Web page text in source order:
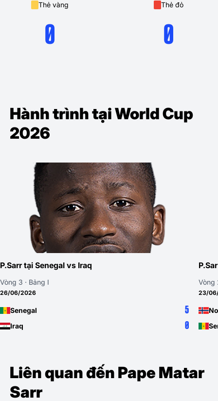
Thẻ vàng
0
Thẻ đỏ
0
Hành trình tại World Cup
2026
vs Iraq
I
P.Sarr tại
Vòng 2 · Bảng I
Norway
Senegal
Liên quan đến Pape Matar
Sarr